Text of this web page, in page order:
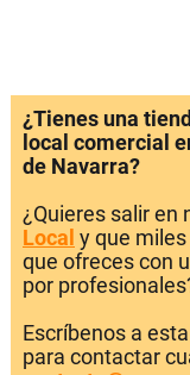
¿Tienes una
local comercial
de Navarra?
¿Quieres salir en
Local y que
que ofreces con
por
Escríbenos a
para contactar